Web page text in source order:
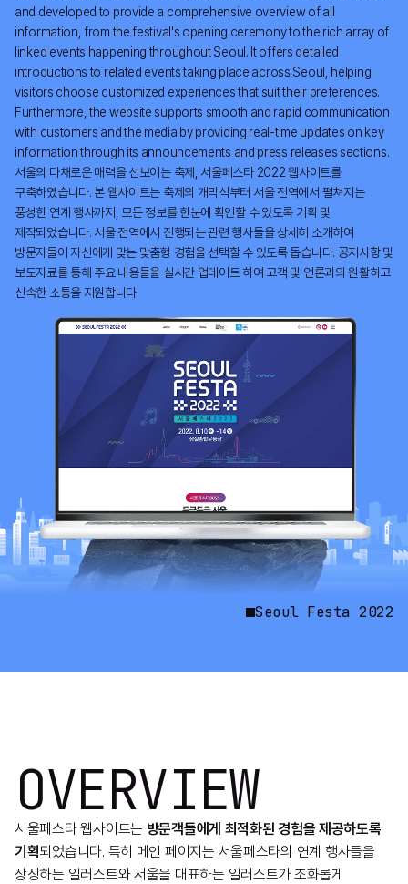
and developed to provide a comprehensive overview of all
information, from the festival's opening ceremony to the rich array of
linked events happening throughout Seoul. It offers detailed
introductions to related events taking place across Seoul, helping
visitors choose customized experiences that suit their preferences.
Furthermore, the website supports smooth and rapid communication
with customers and the media by providing real-time updates on key
information through its announcements and press releases sections.
서울의 다채로운 매력을 선보이는 축제, 서울페스타 2022 웹사이트를
구축하였습니다. 본 웹사이트는 축제의 개막식부터 서울 전역에서 펼쳐지는
풍성한 연계 행사까지, 모든 정보를 한눈에 확인할 수 있도록 기획 및
제작되었습니다. 서울 전역에서 진행되는 관련 행사들을 상세히 소개하여
방문자들이 자신에게 맞는 맞춤형 경험을 선택할 수 있도록 돕습니다. 공지사항 및
보도자료를 통해 주요 내용들을 실시간 업데이트 하여 고객 및 언론과의 원활하고
신속한 소통을 지원합니다.
Seoul Festa 2022
OVERVIEW
서울페스타 웹사이트는 방문객들에게 최적화된 경험을 제공하도록
기획되었습니다. 특히 메인 페이지는 서울페스타의 연계 행사들을
상징하는 일러스트와 서울을 대표하는 일러스트가 조화롭게